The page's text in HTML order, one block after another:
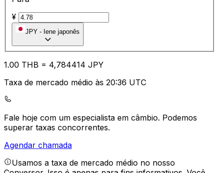
¥
JPY - Iene japonês
1.00 THB = 4,784414 JPY
Taxa de mercado médio às 20:36 UTC
Fale hoje com um especialista em câmbio. Podemos
superar taxas concorrentes.
Agendar chamada
Usamos a taxa de mercado médio no nosso